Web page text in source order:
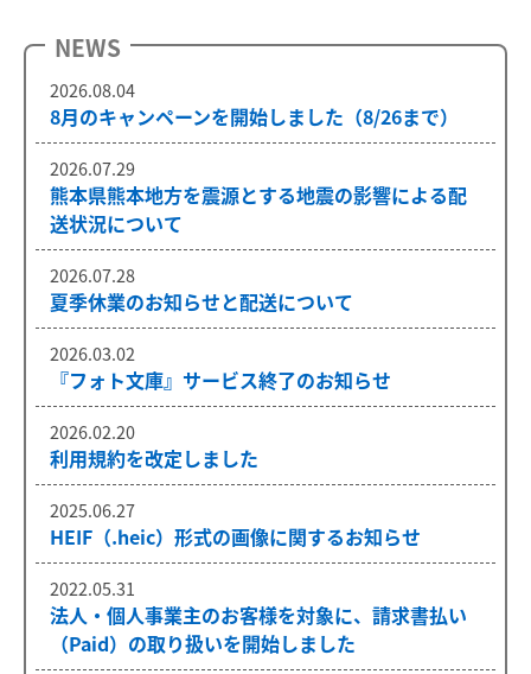
NEWS
2026.08.04
8月のキャンペーンを開始しました（8/26まで）
2026.07.29
熊本県熊本地方を震源とする地震の影響による配
送状況について
2026.07.28
夏季休業のお知らせと配送について
2026.03.02
『フォト文庫』サービス終了のお知らせ
2026.02.20
利用規約を改定しました
2025.06.27
HEIF（.heic）形式の画像に関するお知らせ
2022.05.31
法人・個人事業主のお客様を対象に、請求書払い
（Paid）の取り扱いを開始しました